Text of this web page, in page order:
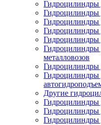
Гидроцилиндры
Гидроцилиндры
Гидроцилиндры
Гидроцилиндры
Гидроцилиндры
Гидроцилиндры
металловозов
Гидроцилиндры
Гидроцилиндры
Другие
Гидроцилиндры
Гидроцилиндры
Гидроцилиндры